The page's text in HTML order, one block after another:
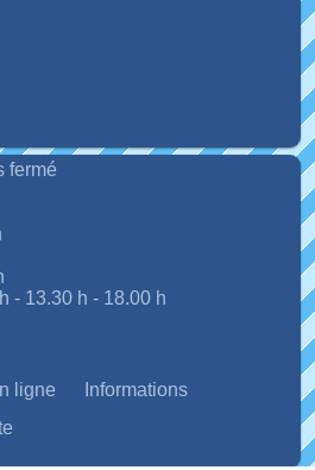
fermé
- 13.30 h - 18.00 h
ligne
Informations